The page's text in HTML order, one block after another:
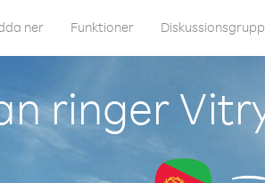
ner Funktioner
ringer